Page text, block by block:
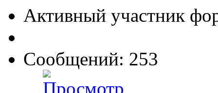
Активный участник
Сообщений: 253